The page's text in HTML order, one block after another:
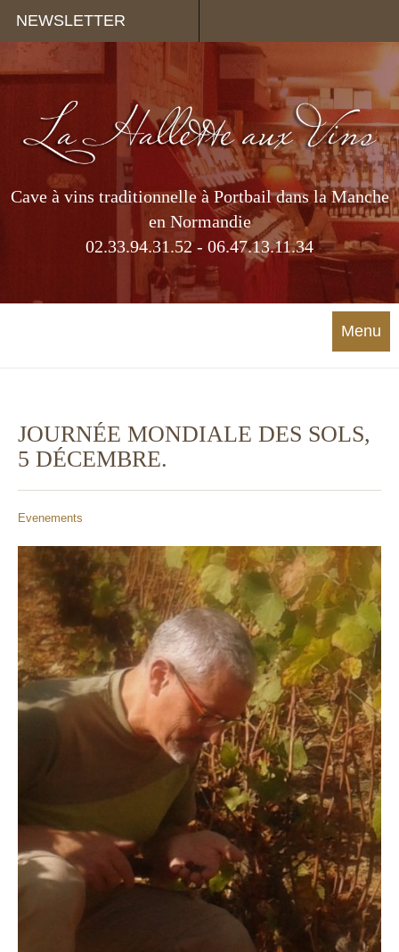
NEWSLETTER
Cave à vins traditionnelle à Portbail dans la Manche
en Normandie
02.33.94.31.52 - 06.47.13.11.34
Menu
JOURNÉE MONDIALE DES SOLS,
5 DÉCEMBRE.
Evenements
Panneau de gestion des cookies